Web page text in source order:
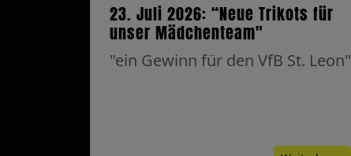
23. Juli 2026: “Neue Trikots für
unser Mädchenteam"
"ein Gewinn für den VfB St. Leon"